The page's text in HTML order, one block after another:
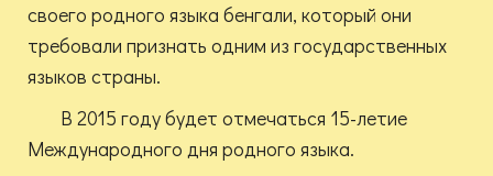
своего родного языка бенгали, который они
требовали признать одним из государственных
языков страны.
В 2015 году будет отмечаться 15-летие
Международного дня родного языка.